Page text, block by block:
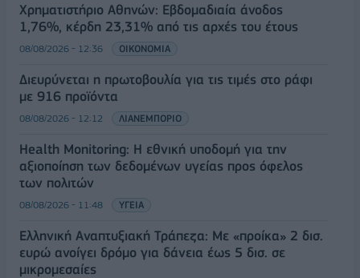
Χρηματιστήριο Αθηνών: Εβδομαδιαία άνοδος
1,76%, κέρδη 23,31% από τις αρχές του έτους
08/08/2026 - 12:36 ΟΙΚΟΝΟΜΙΑ
Διευρύνεται η πρωτοβουλία για τις τιμές στο ράφι
με 916 προϊόντα
08/08/2026 - 12:12 ΛΙΑΝΕΜΠΟΡΙΟ
Health Monitoring: Η εθνική υποδομή για την
αξιοποίηση των δεδομένων υγείας προς όφελος
των πολιτών
08/08/2026 - 11:48 ΥΓΕΙΑ
Ελληνική Αναπτυξιακή Τράπεζα: Με «προίκα» 2 δισ.
ευρώ ανοίγει δρόμο για δάνεια έως 5 δισ. σε
μικρομεσαίες